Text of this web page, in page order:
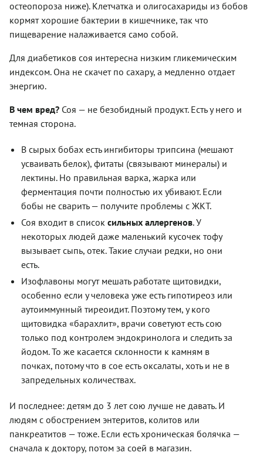
остеопороза ниже). Клетчатка и олигосахариды из бобов
кормят хорошие бактерии в кишечнике, так что
пищеварение налаживается само собой.
Для диабетиков соя интересна низким гликемическим
индексом. Она не скачет по сахару, а медленно отдает
энергию.
В чем вред? Соя — не безобидный продукт. Есть у него и
темная сторона.
В сырых бобах есть ингибиторы трипсина (мешают
усваивать белок), фитаты (связывают минералы) и
лектины. Но правильная варка, жарка или
ферментация почти полностью их убивают. Если
бобы не сварить — получите проблемы с ЖКТ.
Соя входит в список сильных аллергенов. У
некоторых людей даже маленький кусочек тофу
вызывает сыпь, отек. Такие случаи редки, но они
есть.
Изофлавоны могут мешать работате щитовидки,
особенно если у человека уже есть гипотиреоз или
аутоиммунный тиреоидит. Поэтому тем, у кого
щитовидка «барахлит», врачи советуют есть сою
только под контролем эндокринолога и следить за
йодом. То же касается склонности к камням в
почках, потому что в сое есть оксалаты, хоть и не в
запредельных количествах.
И последнее: детям до 3 лет сою лучше не давать. И
людям с обострением энтеритов, колитов или
панкреатитов — тоже. Если есть хроническая болячка —
сначала к доктору, потом за соей в магазин.